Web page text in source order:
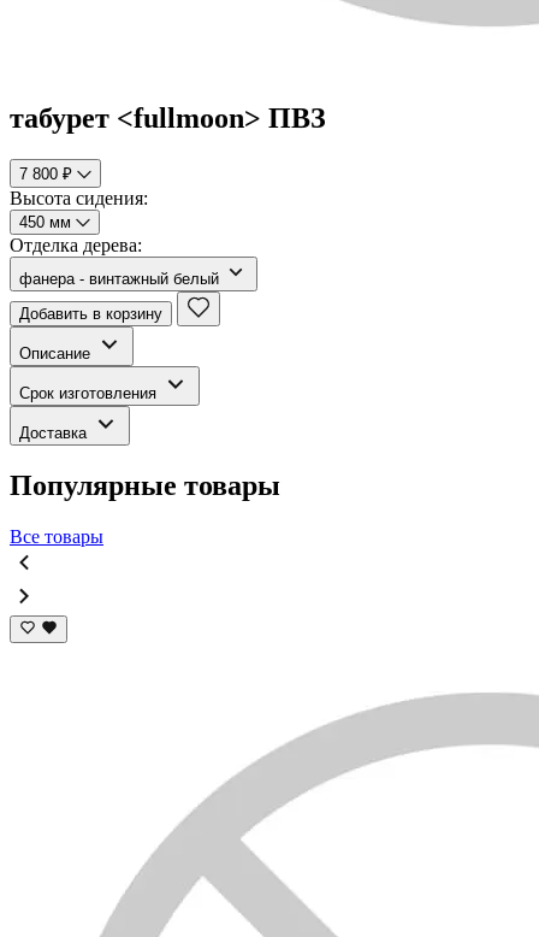
табурет <fullmoon> ПВЗ
7 800 ₽
Высота сидения:
450 мм
Отделка дерева:
фанера - винтажный белый
Добавить в корзину
Описание
Срок изготовления
Доставка
Популярные товары
Все товары